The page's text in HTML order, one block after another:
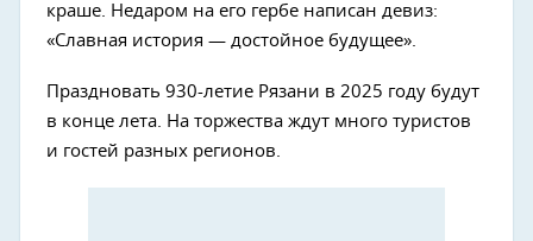
краше. Недаром на его гербе написан девиз:
«Славная история — достойное будущее».
Праздновать 930-летие Рязани в 2025 году будут
в конце лета. На торжества ждут много туристов
и гостей разных регионов.